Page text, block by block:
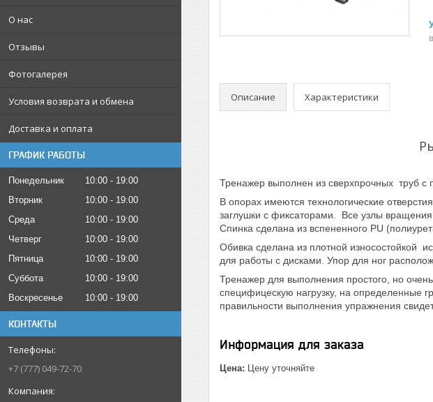
О нас
Отзывы
Фотогалерея
Условия возврата и обмена
Доставка и оплата
ГРАФИК РАБОТЫ
Понедельник 10:00
19:00
Вторник
10:00
19:00
Среда
10:00
19:00
Четверг
10:00
19:00
Пятница
10:00
19:00
Суббота
10:00
19:00
Воскресенье
10:00 19:00
КОНТАКТЫ
+7 (777) 049-72-70
Описание Характеристики
Тренажер выполнен из сверхпрочных труб с
В опорах имеются технологические
заглушки с фиксаторами. Все узлы
Спинка сделана из вспененного PU
Обивка сделана из плотной износостойкой
для работы с дисками. Упор для ног
Тренажер для выполнения простого, но
специфицескую нагрузку, на определенные
правильности выполнения упражнения
Информация для заказа
Цена: Цену уточняйте